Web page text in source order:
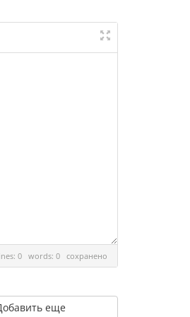
0 words: 0 сохранено
еще